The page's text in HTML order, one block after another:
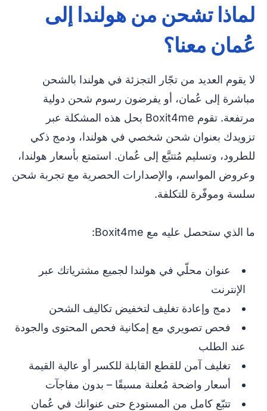
لماذا تشحن من هولندا إلى
عُمان معنا؟
لا يقوم العديد من تجّار التجزئة في هولندا بالشحن
مباشرة إلى عُمان، أو يفرضون رسوم شحن دولية
مرتفعة. تقوم Boxit4me بحل هذه المشكلة عبر
تزويدك بعنوان شحن شخصي في هولندا، ودمج ذكي
للطرود، وتسليم مُتتبَّع إلى عُمان. استمتع بأسعار هولندا،
وعروض المواسم، والإصدارات الحصرية مع تجربة شحن
سلسة وموفّرة للتكلفة.
ما الذي ستحصل عليه مع Boxit4me:
عنوان محلّي في هولندا لجميع مشترياتك عبر
الإنترنت
دمج وإعادة تغليف لتخفيض تكاليف الشحن
فحص تصويري مع إمكانية فحص المحتوى والجودة
عند الطلب
تغليف آمن للقطع القابلة للكسر أو عالية القيمة
أسعار واضحة مُعلنة مسبقًا – بدون مفاجآت
تتبّع كامل من المستودع حتى عنوانك في عُمان